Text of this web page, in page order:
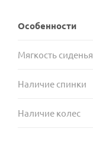
Особенности
Мягкость сиденья
Наличие спинки
Наличие колес